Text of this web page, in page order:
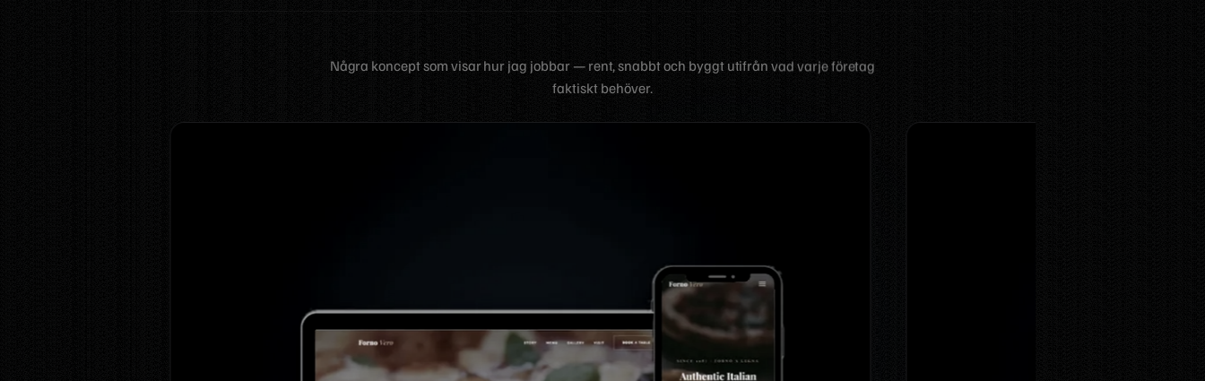
Några koncept som visar hur jag jobbar — rent, snabbt och byggt utifrån vad varje företag
faktiskt behöver.